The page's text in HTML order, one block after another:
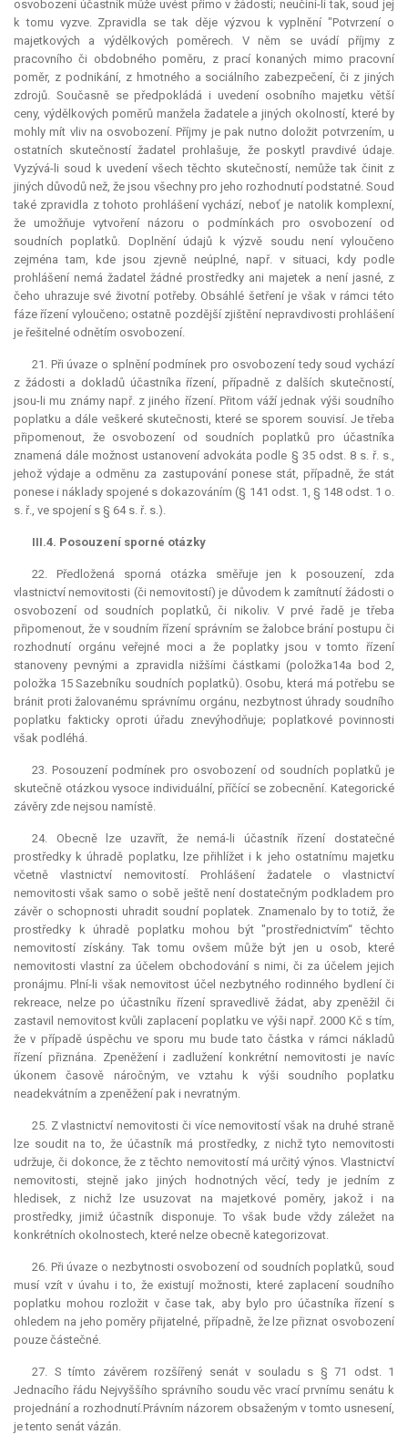
osvobození účastník může uvést přímo v žádosti; neučiní-li tak, soud jej
k tomu vyzve. Zpravidla se tak děje výzvou k vyplnění "Potvrzení o
majetkových a výdělkových poměrech. V něm se uvádí příjmy z
pracovního či obdobného poměru, z prací konaných mimo pracovní
poměr, z podnikání, z hmotného a sociálního zabezpečení, či z jiných
zdrojů. Současně se předpokládá i uvedení osobního majetku větší
ceny, výdělkových poměrů manžela žadatele a jiných okolností, které by
mohly mít vliv na osvobození. Příjmy je pak nutno doložit potvrzením, u
ostatních skutečností žadatel prohlašuje, že poskytl pravdivé údaje.
Vyzývá-li soud k uvedení všech těchto skutečností, nemůže tak činit z
jiných důvodů než, že jsou všechny pro jeho rozhodnutí podstatné. Soud
také zpravidla z tohoto prohlášení vychází, neboť je natolik komplexní,
že umožňuje vytvoření názoru o podmínkách pro osvobození od
soudních poplatků. Doplnění údajů k výzvě soudu není vyloučeno
zejména tam, kde jsou zjevně neúplné, např. v situaci, kdy podle
prohlášení nemá žadatel žádné prostředky ani majetek a není jasné, z
čeho uhrazuje své životní potřeby. Obsáhlé šetření je však v rámci této
fáze řízení vyloučeno; ostatně pozdější zjištění nepravdivosti prohlášení
je řešitelné odnětím osvobození.
21. Při úvaze o splnění podmínek pro osvobození tedy soud vychází
z žádosti a dokladů účastníka řízení, případně z dalších skutečností,
jsou-li mu známy např. z jiného řízení. Přitom váží jednak výši soudního
poplatku a dále veškeré skutečnosti, které se sporem souvisí. Je třeba
připomenout, že osvobození od soudních poplatků pro účastníka
znamená dále možnost ustanovení advokáta podle § 35 odst. 8 s. ř. s.,
jehož výdaje a odměnu za zastupování ponese stát, případně, že stát
ponese i náklady spojené s dokazováním (§ 141 odst. 1, § 148 odst. 1 o.
s. ř., ve spojení s § 64 s. ř. s.).
III.4. Posouzení sporné otázky
22. Předložená sporná otázka směřuje jen k posouzení, zda
vlastnictví nemovitosti (či nemovitostí) je důvodem k zamítnutí žádosti o
osvobození od soudních poplatků, či nikoliv. V prvé řadě je třeba
připomenout, že v soudním řízení správním se žalobce brání postupu či
rozhodnutí orgánu veřejné moci a že poplatky jsou v tomto řízení
stanoveny pevnými a zpravidla nižšími částkami (položka14a bod 2,
položka 15 Sazebníku soudních poplatků). Osobu, která má potřebu se
bránit proti žalovanému správnímu orgánu, nezbytnost úhrady soudního
poplatku fakticky oproti úřadu znevýhodňuje; poplatkové povinnosti
však podléhá.
23. Posouzení podmínek pro osvobození od soudních poplatků je
skutečně otázkou vysoce individuální, příčící se zobecnění. Kategorické
závěry zde nejsou namístě.
24. Obecně lze uzavřít, že nemá-li účastník řízení dostatečné
prostředky k úhradě poplatku, lze přihlížet i k jeho ostatnímu majetku
včetně vlastnictví nemovitostí. Prohlášení žadatele o vlastnictví
nemovitosti však samo o sobě ještě není dostatečným podkladem pro
závěr o schopnosti uhradit soudní poplatek. Znamenalo by to totiž, že
prostředky k úhradě poplatku mohou být "prostřednictvím“ těchto
nemovitostí získány. Tak tomu ovšem může být jen u osob, které
nemovitosti vlastní za účelem obchodování s nimi, či za účelem jejich
pronájmu. Plní-li však nemovitost účel nezbytného rodinného bydlení či
rekreace, nelze po účastníku řízení spravedlivě žádat, aby zpeněžil či
zastavil nemovitost kvůli zaplacení poplatku ve výši např. 2000 Kč s tím,
že v případě úspěchu ve sporu mu bude tato částka v rámci nákladů
řízení přiznána. Zpeněžení i zadlužení konkrétní nemovitosti je navíc
úkonem časově náročným, ve vztahu k výši soudního poplatku
neadekvátním a zpeněžení pak i nevratným.
25. Z vlastnictví nemovitosti či více nemovitostí však na druhé straně
lze soudit na to, že účastník má prostředky, z nichž tyto nemovitosti
udržuje, či dokonce, že z těchto nemovitostí má určitý výnos. Vlastnictví
nemovitosti, stejně jako jiných hodnotných věcí, tedy je jedním z
hledisek, z nichž lze usuzovat na majetkové poměry, jakož i na
prostředky, jimiž účastník disponuje. To však bude vždy záležet na
konkrétních okolnostech, které nelze obecně kategorizovat.
26. Při úvaze o nezbytnosti osvobození od soudních poplatků, soud
musí vzít v úvahu i to, že existují možnosti, které zaplacení soudního
poplatku mohou rozložit v čase tak, aby bylo pro účastníka řízení s
ohledem na jeho poměry přijatelné, případně, že lze přiznat osvobození
pouze částečné.
27. S tímto závěrem rozšířený senát v souladu s § 71 odst. 1
Jednacího řádu Nejvyššího správního soudu věc vrací prvnímu senátu k
projednání a rozhodnutí.Právním názorem obsaženým v tomto usnesení,
je tento senát vázán.